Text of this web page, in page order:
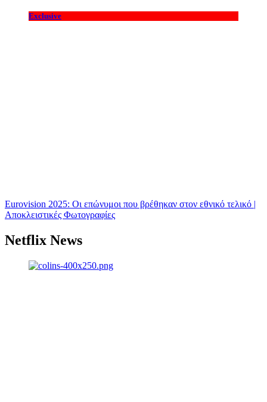
Exclusive
Eurovision 2025: Οι επώνυμοι που βρέθηκαν στον εθνικό τελικό |
Αποκλειστικές Φωτογραφίες
Netflix News